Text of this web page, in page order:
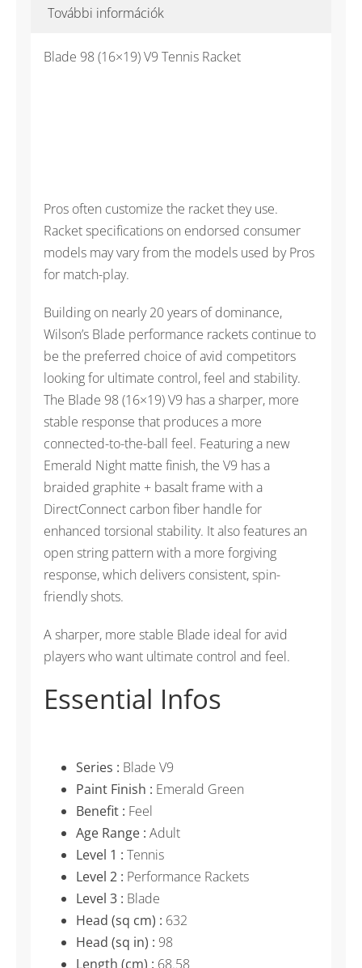
További információk
Blade 98 (16×19) V9 Tennis Racket
Pros often customize the racket they use.
Racket specifications on endorsed consumer
models may vary from the models used by Pros
for match-play.
Building on nearly 20 years of dominance,
Wilson’s Blade performance rackets continue to
be the preferred choice of avid competitors
looking for ultimate control, feel and stability.
The Blade 98 (16×19) V9 has a sharper, more
stable response that produces a more
connected-to-the-ball feel. Featuring a new
Emerald Night matte finish, the V9 has a
braided graphite + basalt frame with a
DirectConnect carbon fiber handle for
enhanced torsional stability. It also features an
open string pattern with a more forgiving
response, which delivers consistent, spin-
friendly shots.
A sharper, more stable Blade ideal for avid
players who want ultimate control and feel.
Essential Infos
Series : Blade V9
Paint Finish : Emerald Green
Benefit : Feel
Age Range : Adult
Level 1 : Tennis
Level 2 : Performance Rackets
Level 3 : Blade
Head (sq cm) : 632
Head (sq in) : 98
Length (cm) : 68.58